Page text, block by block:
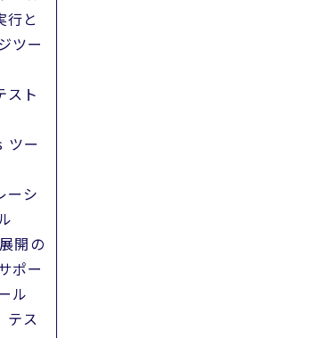
行と
ツー
スト
ツー
ーシ
開の
ポー
ル
テス